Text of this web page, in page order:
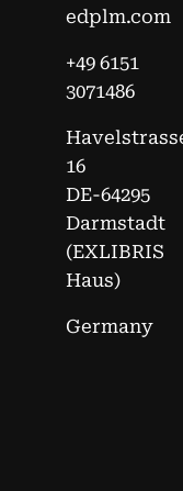
edplm.com
+49 6151
3071486
16
DE-64295
Darmstadt
(EXLIBRIS
Haus)
Germany